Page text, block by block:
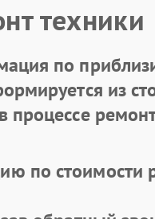
техники
по
из
процессе
по стоимости